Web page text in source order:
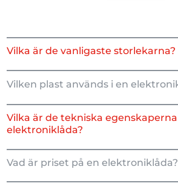
Vilka är de vanligaste storlekarna?
Vilken plast används i en
Vilka är de tekniska
elektroniklåda?
Vad är priset på en elektroniklåda?